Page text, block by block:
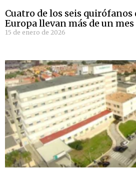
Cuatro de los seis
Europa llevan más de un
15 de enero de 2026